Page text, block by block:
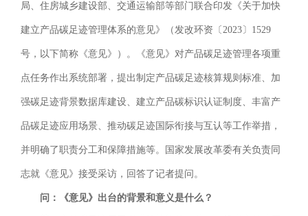
局、住房城乡建设部、交通运输部等部门联合印发《关于加快
建立产品碳足迹管理体系的意见》（发改环资〔2023〕1529
号，以下简称《意见》）。《意见》对产品碳足迹管理各项重
点任务作出系统部署，提出制定产品碳足迹核算规则标准、加
强碳足迹背景数据库建设、建立产品碳标识认证制度、丰富产
品碳足迹应用场景、推动碳足迹国际衔接与互认等工作举措，
并明确了职责分工和保障措施等。国家发展改革委有关负责同
志就《意见》接受采访，回答了记者提问。
问：《意见》出台的背景和意义是什么？